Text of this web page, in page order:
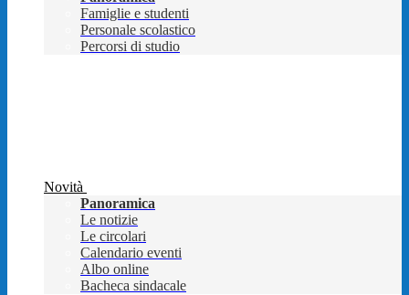
Famiglie e studenti
Personale scolastico
Percorsi di studio
Novità
Panoramica
Le notizie
Le circolari
Calendario eventi
Albo online
Bacheca sindacale